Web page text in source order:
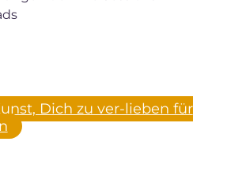
Dich zu ver-lieben für